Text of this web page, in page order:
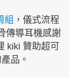
組 ，儀式流程
傳導耳機感謝
kiki 贊助超可
品。